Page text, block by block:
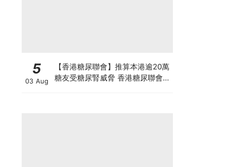
5
03 Aug
【香港糖尿聯會】推算本港逾20萬
糖友受糖尿腎威脅 香港糖尿聯會